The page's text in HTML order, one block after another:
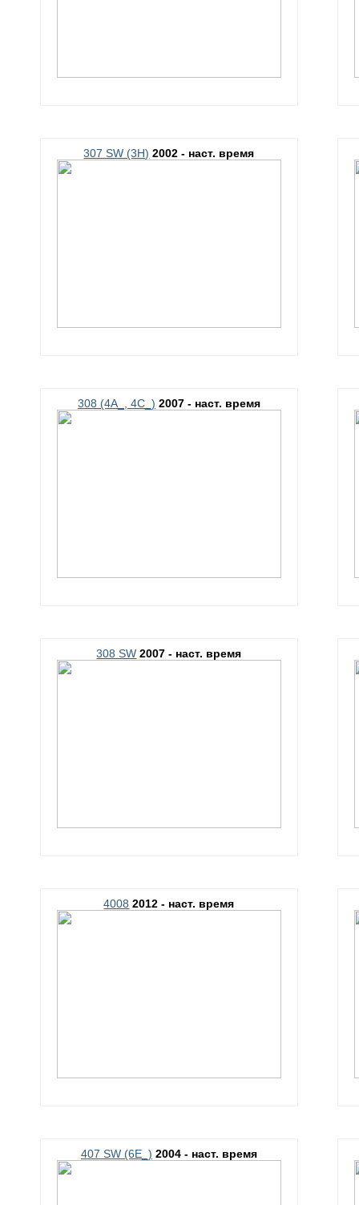
307 SW (3H) 2002 - наст. время
308 (4A_, 4C_) 2007 - наст. время
308 SW 2007 - наст. время
4008 2012 - наст. время
407 SW (6E_) 2004 - наст. время